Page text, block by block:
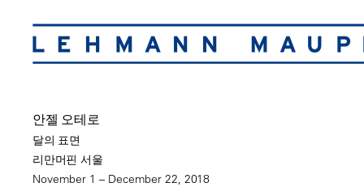
안젤 오테로
달의 표면
리만머핀 서울
November 1 – December 22, 2018